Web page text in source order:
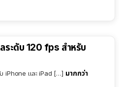
ระดับ 120 fps สำหรับ
บ iPhone และ iPad […] มากกว่า